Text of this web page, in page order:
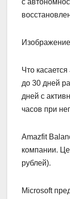
Что
до 30 дней
дней с
часов при
Amazfit
компании.
рублей).
Microsoft